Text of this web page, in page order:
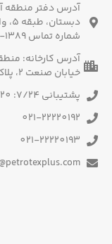
آدرس دفتر منطقه
دبستان، طبقه 5، واحد 53
شماره تماس 1389-323-0615
آدرس کارخانه:
خیابان صنعت 2، پلاک 2
پشتیبانی 7/24: 02192004120
021-22220192
021-22220193